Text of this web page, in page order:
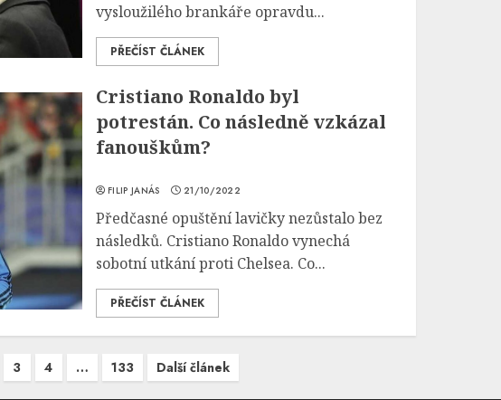
vysloužilého brankáře opravdu...
PŘEČÍST ČLÁNEK
Cristiano Ronaldo byl
potrestán. Co následně vzkázal
fanouškům?
FILIP JANÁS 21/10/2022
Předčasné opuštění lavičky nezůstalo bez
následků. Cristiano Ronaldo vynechá
sobotní utkání proti Chelsea. Co...
PŘEČÍST ČLÁNEK
3 4 … 133 Další článek